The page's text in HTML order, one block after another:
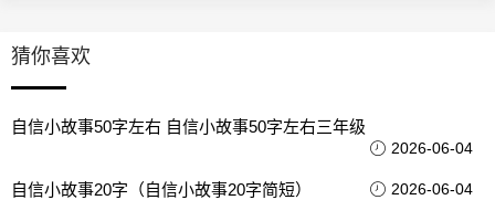
猜你喜欢
自信小故事50字左右 自信小故事50字左右三年级
2026-06-04
自信小故事20字（自信小故事20字简短） 2026-06-04